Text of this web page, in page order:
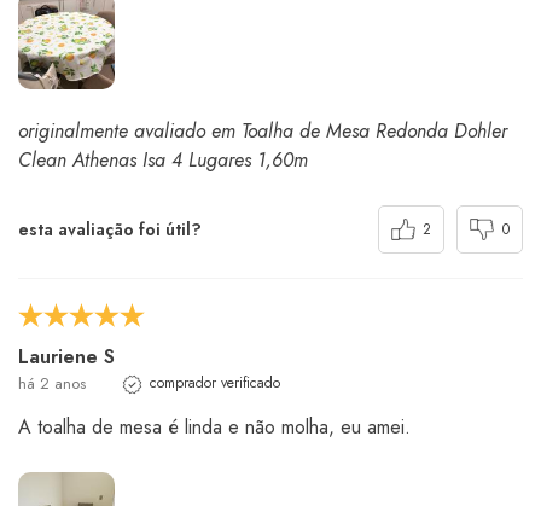
originalmente avaliado em Toalha de Mesa Redonda Dohler
Clean Athenas Isa 4 Lugares 1,60m
esta avaliação foi útil? 2 0
Lauriene S
há 2 anos comprador verificado
A toalha de mesa é linda e não molha, eu amei.